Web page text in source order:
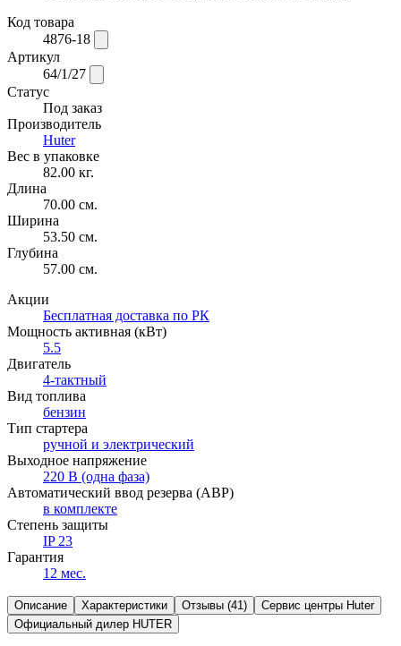
Код товара
4876-18
Артикул
64/1/27
Статус
Под заказ
Производитель
Huter
Вес в упаковке
82.00 кг.
Длина
70.00 см.
Ширина
53.50 см.
Глубина
57.00 см.
Акции
Бесплатная доставка по РК
Мощность активная (кВт)
5.5
Двигатель
4-тактный
Вид топлива
бензин
Тип стартера
ручной и электрический
Выходное напряжение
220 В (одна фаза)
Автоматический ввод резерва (АВР)
в комплекте
Степень защиты
IP 23
Гарантия
12 мес.
Описание Характеристики Отзывы (41)
Сервис центры Huter
Официальный дилер HUTER